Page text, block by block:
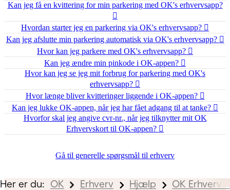
Kan jeg få en kvittering for min parkering med OK's erhvervsapp?
Hvordan starter jeg en parkering via OK's erhvervsapp?
Kan jeg afslutte min parkering automatisk via OK's erhvervsapp?
Hvor kan jeg parkere med OK's erhvervsapp?
Kan jeg ændre min pinkode i OK-appen?
Hvor kan jeg se jeg mit forbrug for parkering med OK's
erhvervsapp?
Hvor længe bliver kvitteringer liggende i OK-appen?
Kan jeg lukke OK-appen, når jeg har fået adgang til at tanke?
Hvorfor skal jeg angive cvr-nr., når jeg tilknytter mit OK
Erhvervskort til OK-appen?
Gå til generelle spørgsmål til erhverv
Her er du: OK Erhverv Hjælp OK Erhverv-